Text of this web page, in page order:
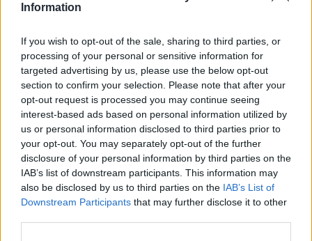
Information
If you wish to opt-out of the sale, sharing to third parties, or
processing of your personal or sensitive information for
targeted advertising by us, please use the below opt-out
section to confirm your selection. Please note that after your
opt-out request is processed you may continue seeing
interest-based ads based on personal information utilized by
us or personal information disclosed to third parties prior to
your opt-out. You may separately opt-out of the further
disclosure of your personal information by third parties on the
IAB’s list of downstream participants. This information may
also be disclosed by us to third parties on the IAB’s List of
Downstream Participants that may further disclose it to other
Διονύσης Αντωνέλλος
Δημοσιογράφος με εμπειρία σε blogging, ραδιόφωνο και
τηλεόραση. Εξειδίκευση στα ελληνοτουρκικά, τον
Ολυμπιακό και τον στίβο, με ρεπορτάζ και αναλύσεις από
πρώτο χέρι που προσφέρουν γνώση και έμπνευση.